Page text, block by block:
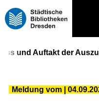
Menü
und Auftakt der
Meldung vom